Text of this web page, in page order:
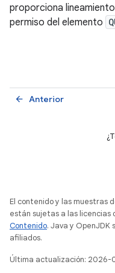
proporciona
permiso del elemento
Anterior
arrow_back
El contenido y las muestras
están sujetas a las licencias
Contenido. Java y OpenJDK
afiliados.
Última actualización: 2026-